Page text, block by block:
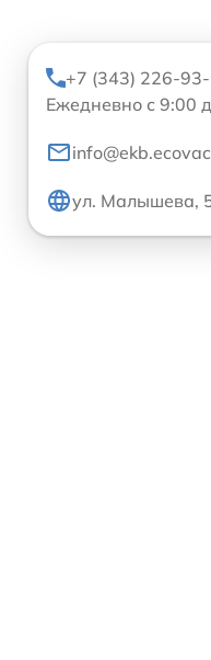
+7 (343) 226-
Ежедневно с 9:00
ул. Малышева,